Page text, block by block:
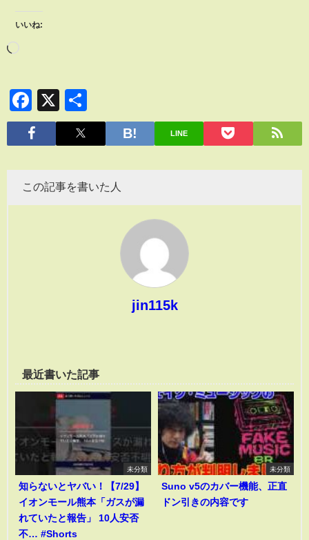
いいね:
Facebook
X
有
LINE
この記事を書いた人
jin115k
最近書いた記事
未分類
知らないとヤバい！【7/29】
イオンモール熊本「ガスが漏
れていたと報告」 10人安否
不… #Shorts
未分類
Suno v5のカバー機能、正直
ドン引きの内容です